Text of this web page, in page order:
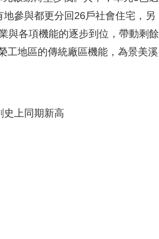
參與都更分回26戶社會住宅，另
與各項機能的逐步到位，帶動剩餘
工地區的傳統廠區機能，為景美溪
史上同期新高